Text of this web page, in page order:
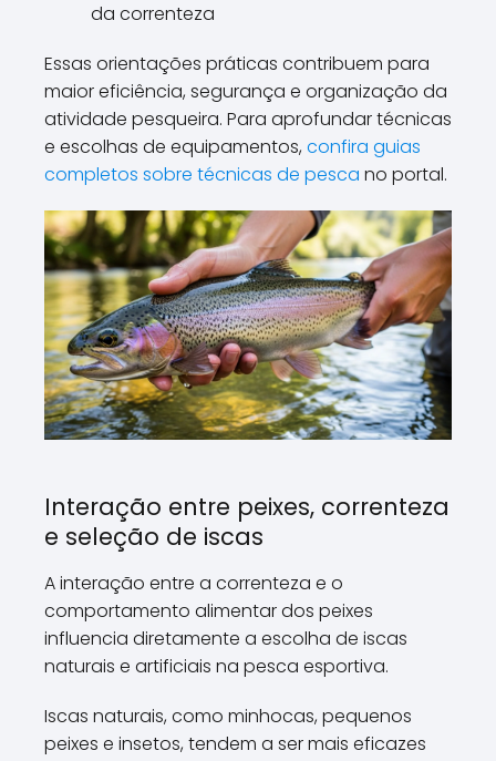
da correnteza
Essas orientações práticas contribuem para
maior eficiência, segurança e organização da
atividade pesqueira. Para aprofundar técnicas
e escolhas de equipamentos,confira guias
completos sobre técnicas de pesca no portal.
Interação entre peixes, correnteza
e seleção de iscas
A interação entre a correnteza e o
comportamento alimentar dos peixes
influencia diretamente a escolha de iscas
naturais e artificiais na pesca esportiva.
Iscas naturais, como minhocas, pequenos
peixes e insetos, tendem a ser mais eficazes